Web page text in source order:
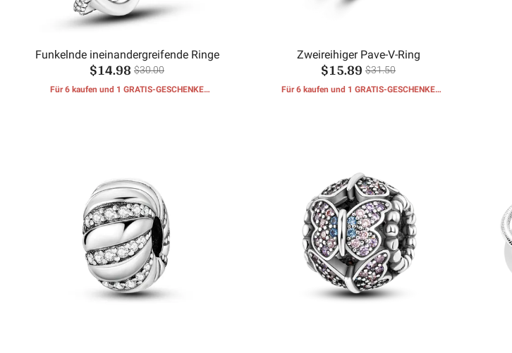
Funkelnde ineinandergreifende Ringe
$14.98 $30.00
Für 6 kaufen und 1 GRATIS-GESCHENKE
Zweireihiger Pave-V-Ring
$15.89 $31.50
Für 6 kaufen und 1 GRATIS-GESCHENKE